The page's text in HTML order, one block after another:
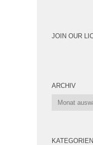
JOIN OUR
ARCHIV
Archiv
KATEGORIEN